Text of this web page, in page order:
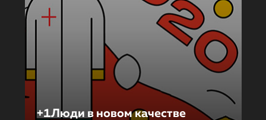
+1Люди в новом качестве